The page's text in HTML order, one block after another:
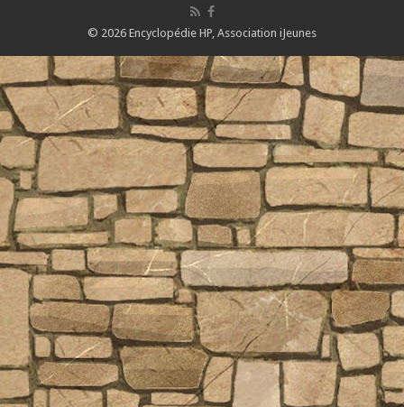
© 2026 Encyclopédie HP, Association iJeunes